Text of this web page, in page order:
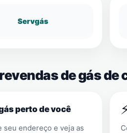
Servgás
de gás
perto de você
seu endereço e veja as